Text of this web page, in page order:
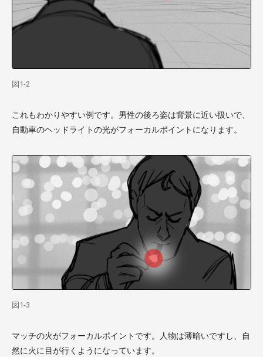
図1-2
これもわかりやすい例です。男性の後ろ姿は背景に近い扱いで、
自動車のヘッドライトの光がフォーカルポイントになります。
図1-3
マッチの火がフォーカルポイントです。人物は薄暗いですし、自
然に火に目が行くようになっています。